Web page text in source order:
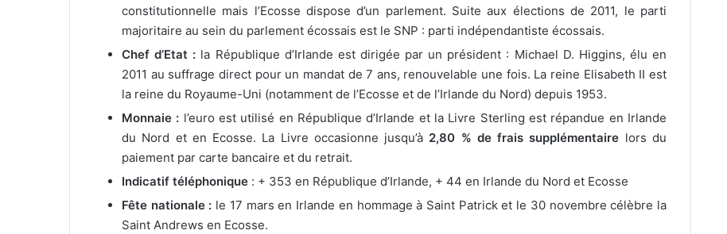
constitutionnelle mais l’Ecosse dispose d’un parlement. Suite aux élections de 2011, le parti
majoritaire au sein du parlement écossais est le SNP : parti indépendantiste écossais.
Chef d’Etat : la République d’Irlande est dirigée par un président : Michael D. Higgins, élu en
2011 au suffrage direct pour un mandat de 7 ans, renouvelable une fois. La reine Elisabeth II est
la reine du Royaume-Uni (notamment de l’Ecosse et de l’Irlande du Nord) depuis 1953.
Monnaie : l’euro est utilisé en République d’Irlande et la Livre Sterling est répandue en Irlande
du Nord et en Ecosse. La Livre occasionne jusqu’à 2,80 % de frais supplémentaire lors du
paiement par carte bancaire et du retrait.
Indicatif téléphonique : + 353 en République d’Irlande, + 44 en Irlande du Nord et Ecosse
Fête nationale : le 17 mars en Irlande en hommage à Saint Patrick et le 30 novembre célèbre la
Saint Andrews en Ecosse.